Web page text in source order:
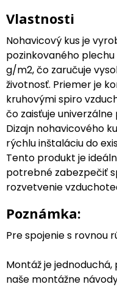
Vlastnosti
Nohavicový kus je
pozinkovaného
g/m2, čo zaručuje
životnosť. Priemer je
kruhovými spiro
čo zaisťuje
Dizajn nohavicového
rýchlu inštaláciu do
Tento produkt je
potrebné zabezpečiť
rozvetvenie
Poznámka:
Pre spojenie s rovnou
Montáž je
naše montážne